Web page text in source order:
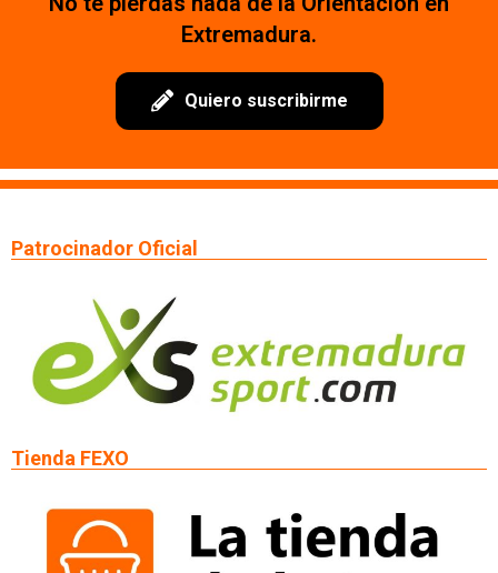
Extremadura.
Quiero suscribirme
Patrocinador Oficial
Tienda FEXO